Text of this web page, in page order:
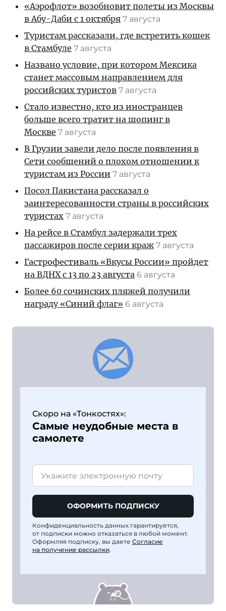
«Аэрофлот» возобновит полеты из Москвы
в Абу-Даби с 1 октября 7 августа
Туристам рассказали, где встретить кошек
в Стамбуле 7 августа
Названо условие, при котором Мексика
станет массовым направлением для
российских туристов 7 августа
Стало известно, кто из иностранцев
больше всего тратит на шопинг в
Москве 7 августа
В Грузии завели дело после появления в
Сети сообщений о плохом отношении к
туристам из России 7 августа
Посол Пакистана рассказал о
заинтересованности страны в российских
туристах 7 августа
На рейсе в Стамбул задержали трех
пассажиров после серии краж 7 августа
Гастрофестиваль «Вкусы России» пройдет
на ВДНХ с 13 по 23 августа 6 августа
Более 60 сочинских пляжей получили
награду «Синий флаг» 6 августа
Скоро на «Тонкостях»:
Самые неудобные места в
самолете
ОФОРМИТЬ ПОДПИСКУ
Конфиденциальность данных гарантируется,
от подписки можно отказаться в любой момент.
Оформляя подписку, вы даете Согласие
на получение рассылки.